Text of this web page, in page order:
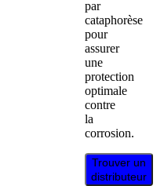
par
cataphorèse
pour
assurer
une
protection
optimale
contre
la
corrosion.
Trouver un
distributeur